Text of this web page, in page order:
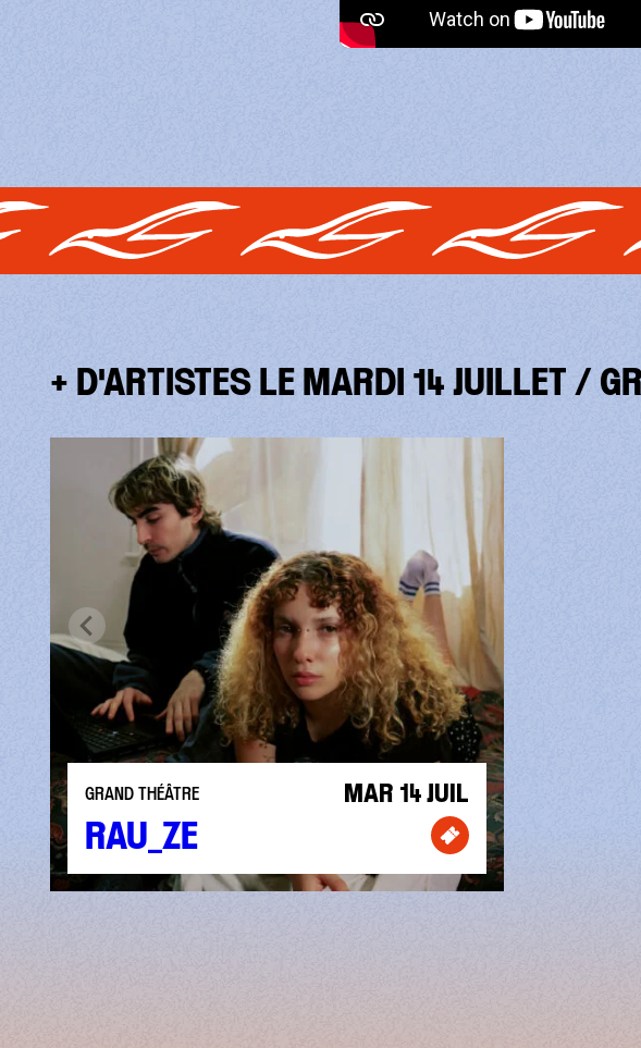
+ D'ARTISTES LE MARDI 14 JUILLET /
GRAND THÉÂTRE MAR 14 JUIL
RAU_ZE Billetterie pour Rau_ze